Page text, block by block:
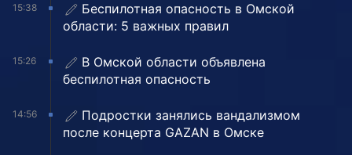
15:38
Беспилотная опасность в Омской
области: 5 важных правил
15:26
В Омской области объявлена
беспилотная опасность
14:56
Подростки занялись вандализмом
после концерта GAZAN в Омске